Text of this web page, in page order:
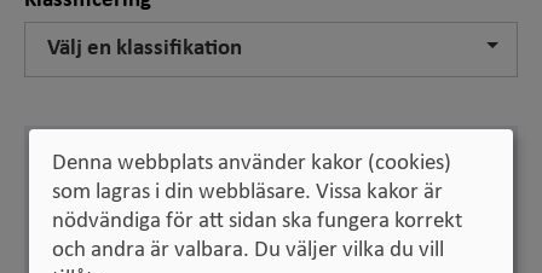
Välj en klassifikation
Svenska
alternativt urval
Engelska
alternative selection
Denna webbplats använder kakor (cookies)
som lagras i din webbläsare. Vissa kakor är
nödvändiga för att sidan ska fungera korrekt
och andra är valbara. Du väljer vilka du vill